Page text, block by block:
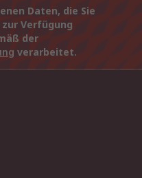
Daten, die Sie
Verfügung
der
verarbeitet.